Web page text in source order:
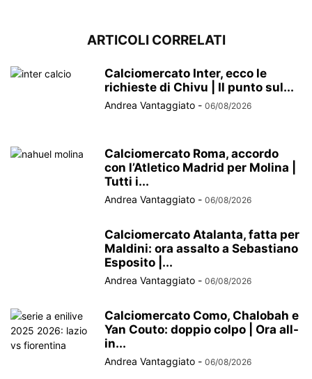
ARTICOLI CORRELATI
Calciomercato Inter, ecco le
richieste di Chivu | Il punto sul...
Andrea Vantaggiato - 06/08/2026
Calciomercato Roma, accordo
con l’Atletico Madrid per Molina |
Tutti i...
Andrea Vantaggiato - 06/08/2026
Calciomercato Atalanta, fatta per
Maldini: ora assalto a Sebastiano
Esposito |...
Andrea Vantaggiato - 06/08/2026
Calciomercato Como, Chalobah e
Yan Couto: doppio colpo | Ora all-
in...
Andrea Vantaggiato - 06/08/2026